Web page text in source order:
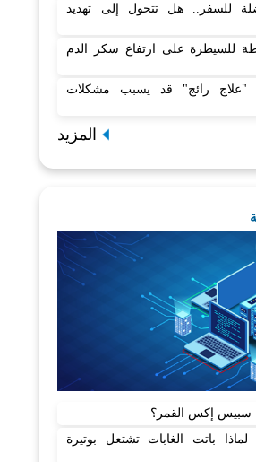
للسفر.. هل تتحول إلى تهديد
للسيطرة على ارتفاع سكر الدم
"علاج رائج" قد يسبب مشكلات
المزيد
سبيس إكس القمر؟
لماذا باتت الغابات تشتعل بوتيرة